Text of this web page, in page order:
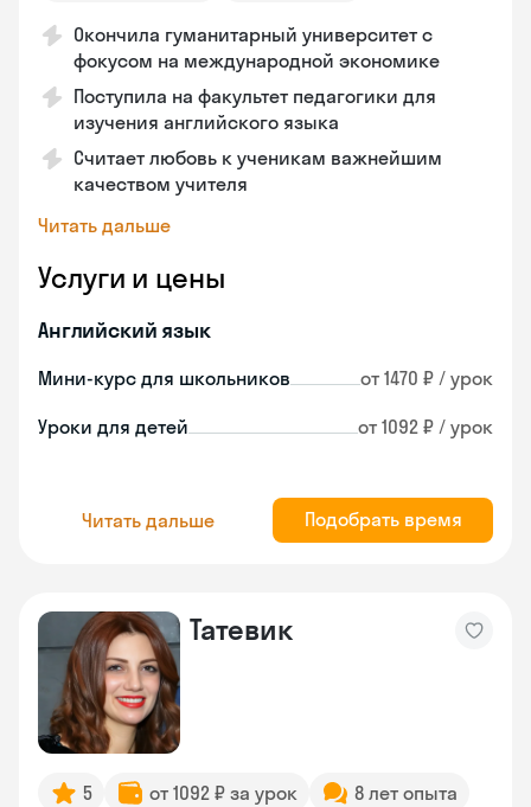
Окончила гуманитарный университет с
фокусом на международной экономике
Поступила на факультет педагогики для
изучения английского языка
Считает любовь к ученикам важнейшим
качеством учителя
Читать дальше
Услуги и цены
Английский язык
Мини-курс для школьников от 1470 ₽ / урок
Уроки для детей от 1092 ₽ / урок
Читать дальше Подобрать время
Татевик
5 от 1092 ₽ за урок
8 лет опыта